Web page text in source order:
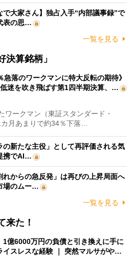
で大家さん】独占入手“内部議事録”で
表の思…
一覧を見る
決算銘柄」
急落のワークマンに特大反転の期待》
迷を吹き飛ばす第1四半期決算、…
ークマン（東証スタンダード・
月あまりで約34％下落…
新たな主役」として再評価される気
携でAI…
れからの急反発」は再びの上昇局面へ
場のムー…
一覧を見る
来た！
1億6000万円の負債と引き換えに手に
イスレスな経験 ｜ 突然マルサがや…